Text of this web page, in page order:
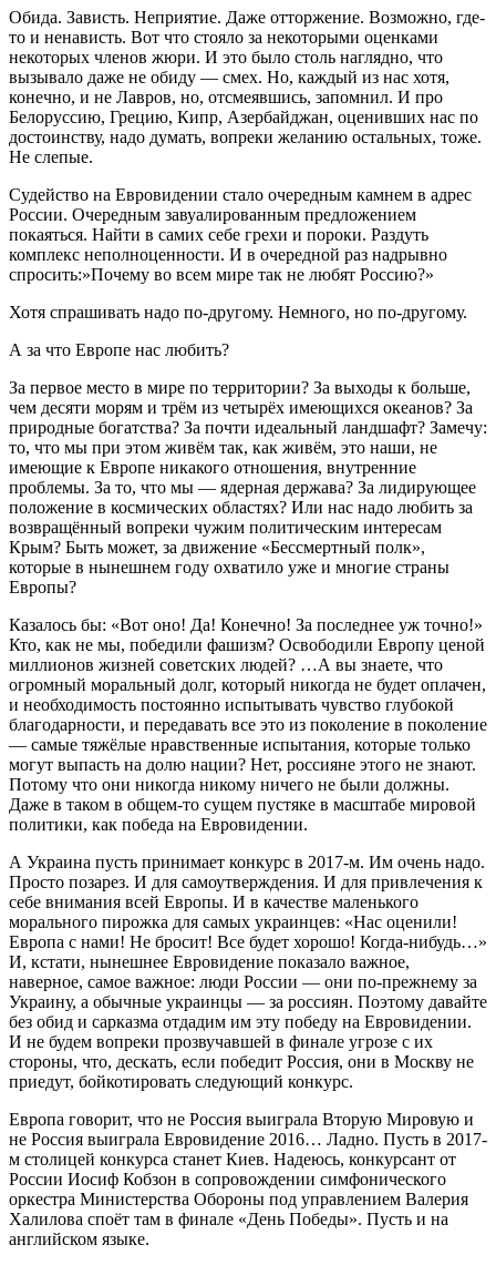
Обида. Зависть. Неприятие. Даже отторжение. Возможно, где-
то и ненависть. Вот что стояло за некоторыми оценками
некоторых членов жюри. И это было столь наглядно, что
вызывало даже не обиду — смех. Но, каждый из нас хотя,
конечно, и не Лавров, но, отсмеявшись, запомнил. И про
Белоруссию, Грецию, Кипр, Азербайджан, оценивших нас по
достоинству, надо думать, вопреки желанию остальных, тоже.
Не слепые.
Судейство на Евровидении стало очередным камнем в адрес
России. Очередным завуалированным предложением
покаяться. Найти в самих себе грехи и пороки. Раздуть
комплекс неполноценности. И в очередной раз надрывно
спросить:»Почему во всем мире так не любят Россию?»
Хотя спрашивать надо по-другому. Немного, но по-другому.
А за что Европе нас любить?
За первое место в мире по территории? За выходы к больше,
чем десяти морям и трём из четырёх имеющихся океанов? За
природные богатства? За почти идеальный ландшафт? Замечу:
то, что мы при этом живём так, как живём, это наши, не
имеющие к Европе никакого отношения, внутренние
проблемы. За то, что мы — ядерная держава? За лидирующее
положение в космических областях? Или нас надо любить за
возвращённый вопреки чужим политическим интересам
Крым? Быть может, за движение «Бессмертный полк»,
которые в нынешнем году охватило уже и многие страны
Европы?
Казалось бы: «Вот оно! Да! Конечно! За последнее уж точно!»
Кто, как не мы, победили фашизм? Освободили Европу ценой
миллионов жизней советских людей? …А вы знаете, что
огромный моральный долг, который никогда не будет оплачен,
и необходимость постоянно испытывать чувство глубокой
благодарности, и передавать все это из поколение в поколение
— самые тяжёлые нравственные испытания, которые только
могут выпасть на долю нации? Нет, россияне этого не знают.
Потому что они никогда никому ничего не были должны.
Даже в таком в общем-то сущем пустяке в масштабе мировой
политики, как победа на Евровидении.
А Украина пусть принимает конкурс в 2017-м. Им очень надо.
Просто позарез. И для самоутверждения. И для привлечения к
себе внимания всей Европы. И в качестве маленького
морального пирожка для самых украинцев: «Нас оценили!
Европа с нами! Не бросит! Все будет хорошо! Когда-нибудь…»
И, кстати, нынешнее Евровидение показало важное,
наверное, самое важное: люди России — они по-прежнему за
Украину, а обычные украинцы — за россиян. Поэтому давайте
без обид и сарказма отдадим им эту победу на Евровидении.
И не будем вопреки прозвучавшей в финале угрозе с их
стороны, что, дескать, если победит Россия, они в Москву не
приедут, бойкотировать следующий конкурс.
Европа говорит, что не Россия выиграла Вторую Мировую и
не Россия выиграла Евровидение 2016… Ладно. Пусть в 2017-
м столицей конкурса станет Киев. Надеюсь, конкурсант от
России Иосиф Кобзон в сопровождении симфонического
оркестра Министерства Обороны под управлением Валерия
Халилова споёт там в финале «День Победы». Пусть и на
английском языке.